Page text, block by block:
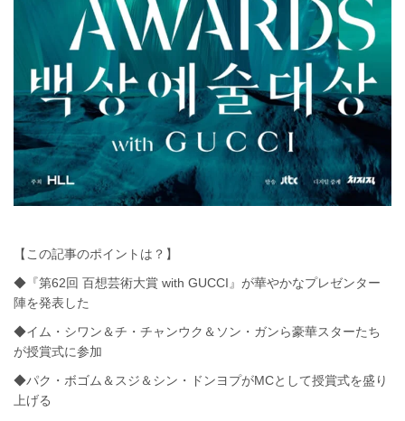
【この記事のポイントは？】
◆『第62回 百想芸術大賞 with GUCCI』が華やかなプレゼンター
陣を発表した
◆イム・シワン＆チ・チャンウク＆ソン・ガンら豪華スターたち
が授賞式に参加
◆パク・ボゴム＆スジ＆シン・ドンヨプがMCとして授賞式を盛り
上げる